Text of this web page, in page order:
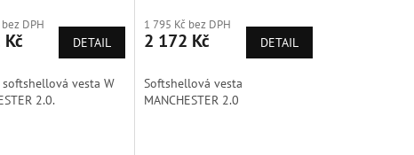
DPH
DETAIL
softshellová vesta W
2.0.
1 795 Kč bez DPH
2 172 Kč DETAIL
Softshellová vesta
MANCHESTER 2.0